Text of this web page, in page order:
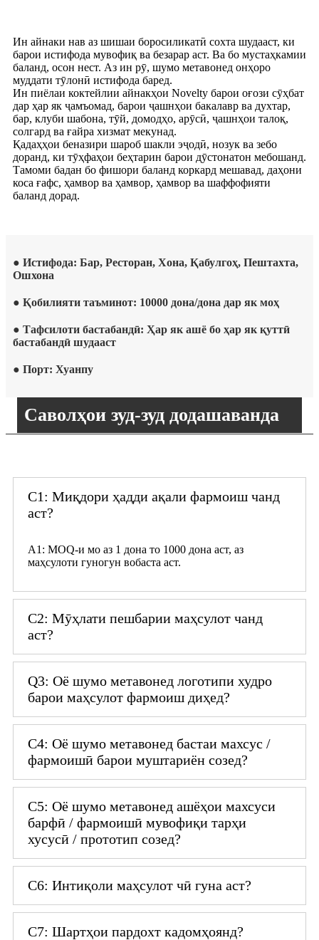
Ин айнаки нав аз шишаи боросиликатӣ сохта шудааст, ки
барои истифода мувофиқ ва безарар аст. Ва бо мустаҳкамии
баланд, осон нест. Аз ин рӯ, шумо метавонед онҳоро
муддати тӯлонӣ истифода баред.
Ин пиёлаи коктейлии айнакҳои Novelty барои оғози сӯҳбат
дар ҳар як ҷамъомад, барои ҷашнҳои бакалавр ва духтар,
бар, клуби шабона, тӯй, домодҳо, арӯсӣ, ҷашнҳои талоқ,
солгард ва ғайра хизмат мекунад.
Қадаҳҳои беназири шароб шакли эҷодӣ, нозук ва зебо
доранд, ки тӯҳфаҳои беҳтарин барои дӯстонатон мебошанд.
Тамоми бадан бо фишори баланд коркард мешавад, даҳони
коса ғафс, ҳамвор ва ҳамвор, ҳамвор ва шаффофияти
баланд дорад.
● Истифода: Бар, Ресторан, Хона, Қабулгоҳ, Пештахта,
Ошхона
● Қобилияти таъминот: 10000 дона/дона дар як моҳ
● Тафсилоти бастабандӣ: Ҳар як ашё бо ҳар як қуттӣ
бастабандӣ шудааст
● Порт: Хуанпу
Саволҳои зуд-зуд додашаванда
С1: Миқдори ҳадди ақали фармоиш чанд
аст?
A1: MOQ-и мо аз 1 дона то 1000 дона аст, аз
маҳсулоти гуногун вобаста аст.
С2: Мӯҳлати пешбарии маҳсулот чанд
аст?
Q3: Оё шумо метавонед логотипи худро
барои маҳсулот фармоиш диҳед?
С4: Оё шумо метавонед бастаи махсус /
фармоишӣ барои муштариён созед?
С5: Оё шумо метавонед ашёҳои махсуси
барфӣ / фармоишӣ мувофиқи тарҳи
хусусӣ / прототип созед?
С6: Интиқоли маҳсулот чӣ гуна аст?
С7: Шартҳои пардохт кадомҳоянд?